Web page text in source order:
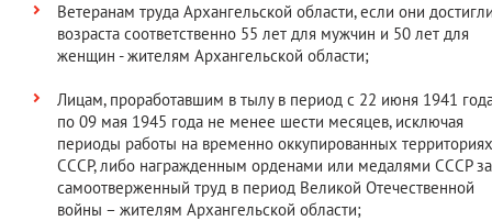
Ветеранам труда Архангельской области, если они
возраста соответственно 55 лет для мужчин и 50 лет для
женщин - жителям Архангельской области;
Лицам, проработавшим в тылу в период с 22 июня 1941
по 09 мая 1945 года не менее шести месяцев, исключая
периоды работы на временно оккупированных территориях
СССР, либо награжденным орденами или медалями СССР за
самоотверженный труд в период Великой Отечественной
войны – жителям Архангельской области;